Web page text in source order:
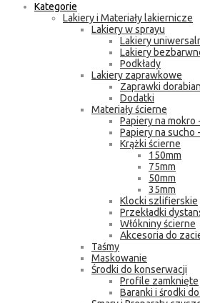
Kategorie
Lakiery i Materiały lakiernicze
Lakiery w sprayu
Lakiery
Lakiery
Podkłady
Lakiery zaprawkowe
Zaprawki
Dodatki
Materiały ścierne
Papiery na mokro
Papiery na sucho
Krążki ścierne
150mm
75mm
50mm
35mm
Klocki szlifierskie
Przekładki
Włókniny ścierne
Akcesoria do
Taśmy
Maskowanie
Środki do konserwacji
Profile zamknięte
Baranki i środki